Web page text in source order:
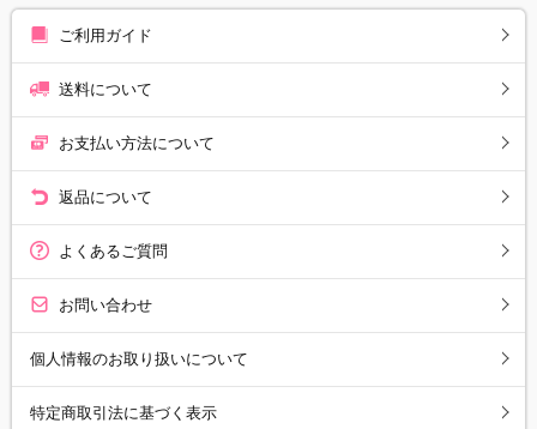
ご利用ガイド
送料について
お支払い方法について
返品について
よくあるご質問
お問い合わせ
個人情報のお取り扱いについて
特定商取引法に基づく表示